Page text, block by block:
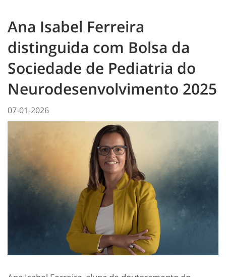
Ana Isabel Ferreira
distinguida com Bolsa da
Sociedade de Pediatria do
Neurodesenvolvimento 2025
07-01-2026